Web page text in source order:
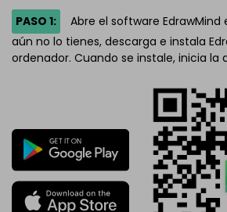
PASO 1:
Abre el software EdrawMind
aún no lo tienes, descarga e instala
ordenador. Cuando se instale, inicia la